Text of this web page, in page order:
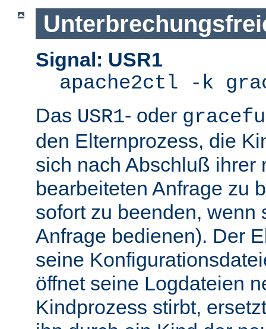
Signal: USR1
apache2ctl -k
Das USR1- oder
den Elternprozess, die
sich nach Abschluß ihrer
bearbeiteten Anfrage zu
sofort zu beenden, wenn
Anfrage bedienen). Der
seine
öffnet seine Logdateien
Kindprozess stirbt,